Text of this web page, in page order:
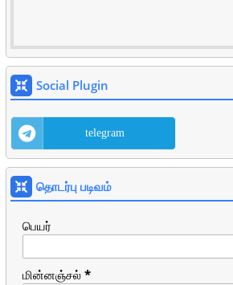
Social Plugin
telegram
தொடர்பு படிவம்
பெயர்
மின்னஞ்சல் *